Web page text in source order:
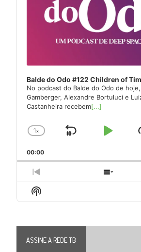
Balde do Odo #122 Children of
No podcast do Balde do Odo de hoje,
Gamberger, Alexandre Bortuluci e
Castanheira recebem[...]
Change
Rate
1x
Skip
Play
00:00
Previous
Episode
Show
Show
Podcast
ASSINE A REDE TB